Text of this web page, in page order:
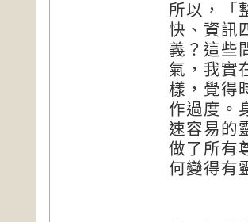
所以，「
快、資訊
義？這些
氣，我實
樣，覺得
作過度。
速容易的
做了所有
何變得有